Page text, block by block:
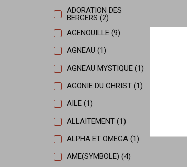
ADORATION DES
BERGERS (2)
AGENOUILLE (9)
AGNEAU (1)
AGNEAU MYSTIQUE (1)
AGONIE DU CHRIST (1)
AILE (1)
ALLAITEMENT (1)
ALPHA ET OMEGA (1)
AME(SYMBOLE) (4)